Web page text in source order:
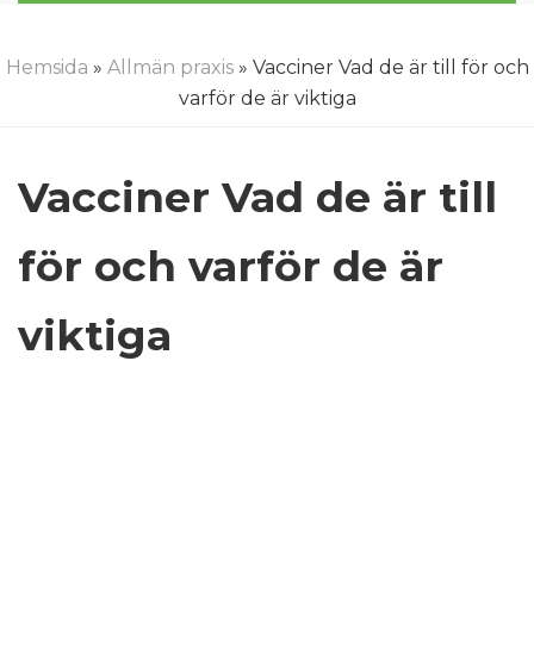
Hemsida » Allmän praxis» Vacciner Vad de är till för och
varför de är viktiga
Vacciner Vad de är till
för och varför de är
viktiga